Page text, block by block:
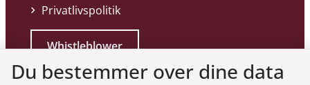
Privatlivspolitik
Whistleblower
Du bestemmer over dine data